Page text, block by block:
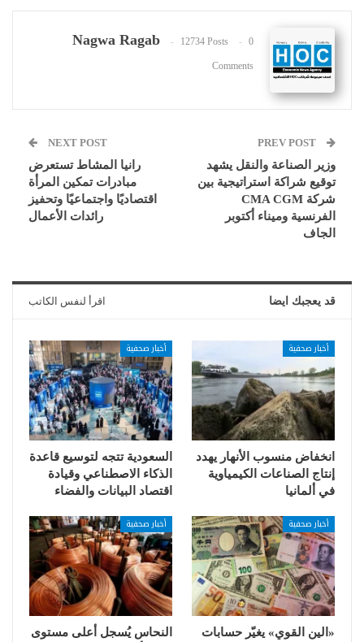
Nagwa Ragab 12734 Posts 0
Comments
وزير الصناعة والنقل يشهد
توقيع شراكة استراتيجية بين
شركة CMA CGM
الفرنسية وميناء أكتوبر
الجاف
NEXT POST
رانيا المشاط تستعرض
مبادرات تمكين المرأة
اقتصاديًا واجتماعيًا وتحفيز
رائدات الأعمال
قد يعجبك ايضا اقرأ لنفس الكاتب
أخبار صحفية
انخفاض منسوب الأنهار يهدد
إنتاج الصناعات الكيمياوية
في ألمانيا
أخبار صحفية
السعودية تتجه لتوسيع قاعدة
الذكاء الاصطناعي وقيادة
اقتصاد البيانات والفضاء
أخبار صحفية
«الين القوي» يغيّر حسابات
أخبار صحفية
النحاس يُسجل أعلى مستوى